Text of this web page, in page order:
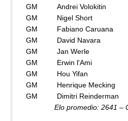
GM
Andrei Volokitin
GM
Nigel Short
GM
Fabiano Caruana
GM
David Navara
GM
Jan Werle
GM
Erwin l'Ami
GM
Hou Yifan
GM
Henrique Mecking
GM
Dimitri Reinderman
Elo promedio: 2641 –